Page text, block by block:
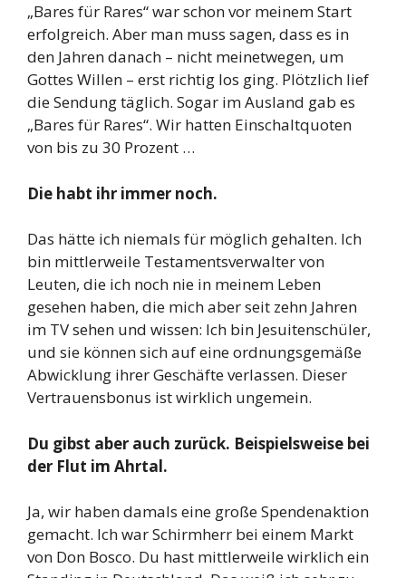
„Bares für Rares“ war schon vor meinem Start
erfolgreich. Aber man muss sagen, dass es in
den Jahren danach – nicht meinetwegen, um
Gottes Willen – erst richtig los ging. Plötzlich lief
die Sendung täglich. Sogar im Ausland gab es
„Bares für Rares“. Wir hatten Einschaltquoten
von bis zu 30 Prozent …
Die habt ihr immer noch.
Das hätte ich niemals für möglich gehalten. Ich
bin mittlerweile Testamentsverwalter von
Leuten, die ich noch nie in meinem Leben
gesehen haben, die mich aber seit zehn Jahren
im TV sehen und wissen: Ich bin Jesuitenschüler,
und sie können sich auf eine ordnungsgemäße
Abwicklung ihrer Geschäfte verlassen. Dieser
Vertrauensbonus ist wirklich ungemein.
Du gibst aber auch zurück. Beispielsweise bei
der Flut im Ahrtal.
Ja, wir haben damals eine große Spendenaktion
gemacht. Ich war Schirmherr bei einem Markt
von Don Bosco. Du hast mittlerweile wirklich ein